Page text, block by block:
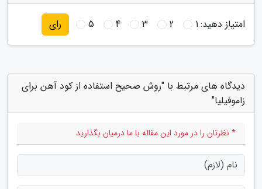
امتیاز دهید:1
2
3
4
5 رای
دیدگاه های مرتبط با "روش صحیح استفاده از کود آهن برای
زاموفیلیا"
* نظرتان را در مورد این مقاله با ما درمیان بگذارید